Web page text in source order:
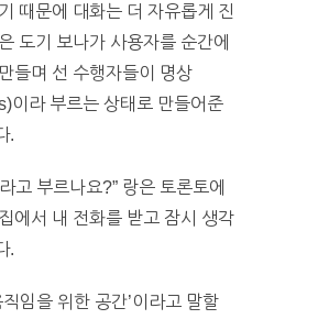
때문에 대화는 더 자유롭게 진
도기 보나가 사용자를 순간에
들며 선 수행자들이 명상
이라 부르는 상태로 만들어준
.
고 부르나요?” 랑은 토론토에
에서 내 전화를 받고 잠시 생각
.
직임을 위한 공간’이라고 말할